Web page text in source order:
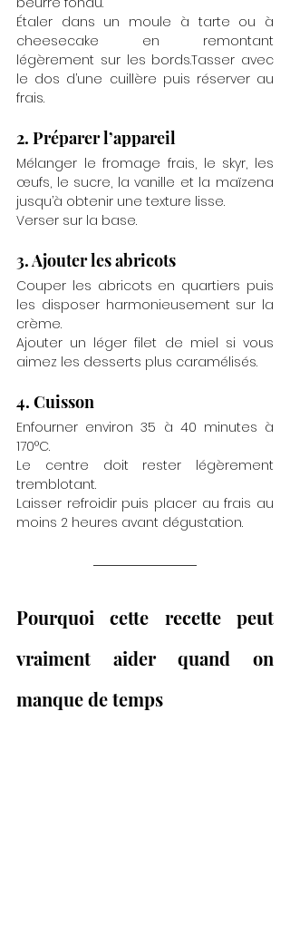
Étaler dans un moule à tarte ou à
cheesecake en remontant
légèrement sur les bords.Tasser avec
le dos d’une cuillère puis réserver au
frais.
2. Préparer l’appareil
Mélanger le fromage frais, le skyr, les
œufs, le sucre, la vanille et la maïzena
jusqu’à obtenir une texture lisse.
Verser sur la base.
3. Ajouter les abricots
Couper les abricots en quartiers puis
les disposer harmonieusement sur la
crème.
Ajouter un léger filet de miel si vous
aimez les desserts plus caramélisés.
4. Cuisson
Enfourner environ 35 à 40 minutes à
170°C.
Le centre doit rester légèrement
tremblotant.
Laisser refroidir puis placer au frais au
moins 2 heures avant dégustation.
Pourquoi cette recette peut
vraiment aider quand on
manque de temps